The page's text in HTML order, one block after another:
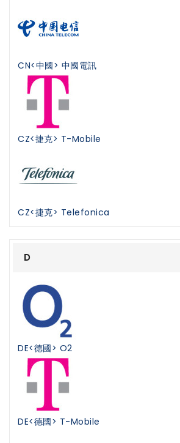
CN<中國> 中國電訊
CZ<捷克> T-Mobile
CZ<捷克> Telefonica
D
DE<德國> O2
DE<德國> T-Mobile